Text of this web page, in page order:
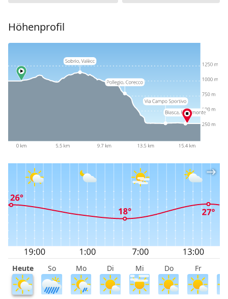
Höhenprofil
Heute So Mo Di Mi Do Fr